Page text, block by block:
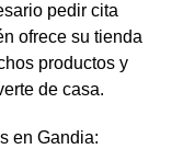
pedir cita
ofrece su tienda
productos y
de casa.
en Gandia: